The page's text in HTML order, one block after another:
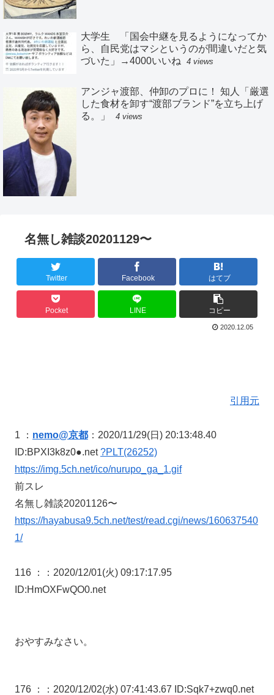
大学生 「国会中継を見るようになってか
ら、自民党はマシというのが間違いだと気
づいた」→4000いいね
4 views
アンジャ渡部、仲卸のプロに！ 知人「厳選
した食材を卸す“渡部ブランド”を立ち上げ
る。」
4 views
名無し雑談20201129〜
Twitter Facebook はてブ
Pocket LINE コピー
2020.12.05
引用元
1 ： nemo@京都 ：2020/11/29(日) 20:13:48.40
ID:BPXI3k8z0●.net?PLT(26252)
https://img.5ch.net/ico/nurupo_ga_1.gif
前スレ
名無し雑談20201126〜
https://hayabusa9.5ch.net/test/read.cgi/news/160637540
1/
116 ：
：2020/12/01(火) 09:17:17.95
ID:HmOXFwQO0.net
おやすみなさい。
176 ： ：2020/12/02(水) 07:41:43.67 ID:Sqk7+zwq0.net